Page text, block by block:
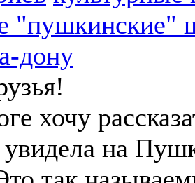
"пушкинские"
дону
хочу
на